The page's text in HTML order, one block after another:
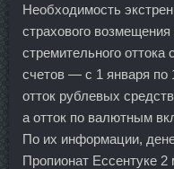
Необходимость
страхового
стремительного
счетов — с 1 января по
отток рублевых
а отток по валютным
По их информации,
Пропионат Ессентуке